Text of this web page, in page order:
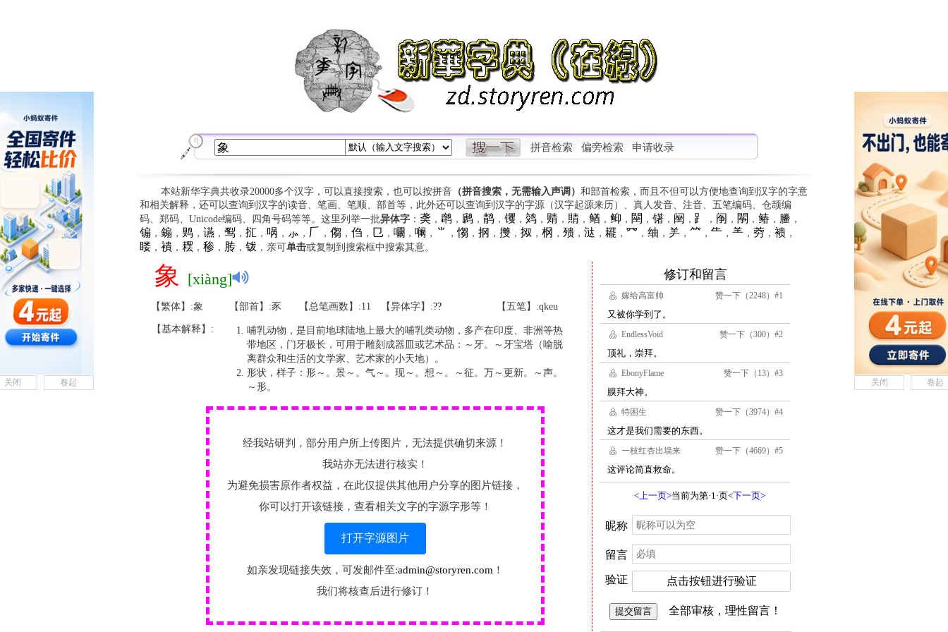
拼音检索 偏旁检索 申请收录
本站新华字典共收录20000多个汉字，可以直接搜索，也可以按拼音（拼音搜索，无需输入声调） 和部首检索，而且不但可以方便地查询到汉字的字意
和相关解释，还可以查询到汉字的读音、笔画、笔顺、部首等，此外还可以查询到汉字的字源（汉字起源来历）、真人发音、注音、五笔编码、仓颉编
码、郑码、Unicode编码、四角号码等等。这里列举一批异体字： 䶮 ， 䴙， 䴘， 䴖， 䦆， 䴔， 䞍， 䝼， 䲡 ， 䲟 ， 䦟 ， 䦃， 䦷 ， ⻊ ， 䦶 ， 䦛 ， 䲠 ， 䲢 ，
䦂 ， 䥇 ， 䴗， 䜩， 䴕， 㧟 ， 㖞 ， ⺗ ， 𠂆 ， 㑳 ， 㑇 ， 㔾 ， 㘚 ， 㘎 ， ⺌ ， 㥮 ， 㧏 ， 㩳， 㧐 ， 㭎 ， 㱮， 㳠 ， 䎱 ， ⺳ ， 䌷 ， ⺶， ⺮ ， ⺧， ⺷， 䓖， 䙌，
䁖， 䙡， 䎬 ， 䅟， 䏝， 䥽，亲可单击或复制到搜索框中搜索其意。
象 [xiàng]
【繁体】:象 【部首】:豕 【总笔画数】:11 【异体字】:?? 【五笔】:qkeu
【基本解释】:
哺乳动物，是目前地球陆地上最大的哺乳类动物，多产在印度、非洲等热
带地区，门牙极长，可用于雕刻成器皿或艺术品：～牙。～牙宝塔（喻脱
离群众和生活的文学家、艺术家的小天地）。
形状，样子：形～。景～。气～。现～。想～。～征。万～更新。～声。
～形。
经我站研判，部分用户所上传图片，无法提供确切来源！
我站亦无法进行核实！
为避免损害原作者权益，在此仅提供其他用户分享的图片链接，
你可以打开该链接，查看相关文字的字源字形等！
打开字源图片
如亲发现链接失效，可发邮件至:admin@storyren.com ！
我们将核查后进行修订！
关闭 卷起 关闭 卷起